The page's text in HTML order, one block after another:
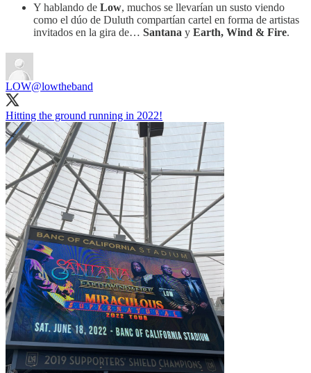
Y hablando de Low, muchos se llevarían un susto viendo
como el dúo de Duluth compartían cartel en forma de artistas
invitados en la gira de… Santana y Earth, Wind & Fire.
LOW@lowtheband
Hitting the ground running in 2022!